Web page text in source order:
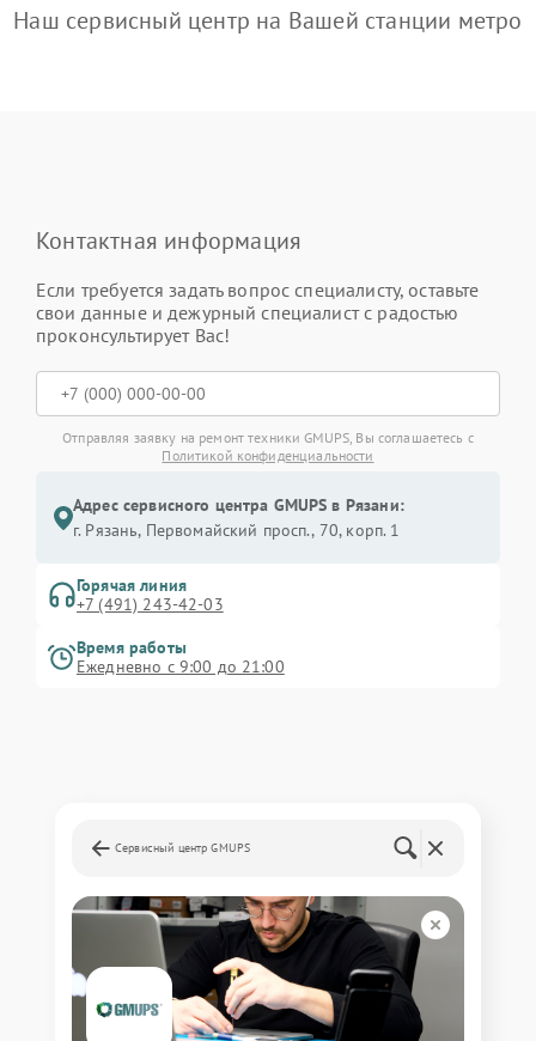
Наш сервисный центр на Вашей станции метро
Контактная информация
Если требуется задать вопрос специалисту, оставьте
свои данные и дежурный специалист с радостью
проконсультирует Вас!
Отправляя заявку на ремонт техники GMUPS, Вы соглашаетесь с
Политикой конфиденциальности
Адрес сервисного центра GMUPS в Рязани:
г. Рязань, Первомайский просп., 70, корп. 1
Горячая линия
+7 (491) 243-42-03
Время работы
Ежедневно с 9:00 до 21:00
Сервисный центр GMUPS